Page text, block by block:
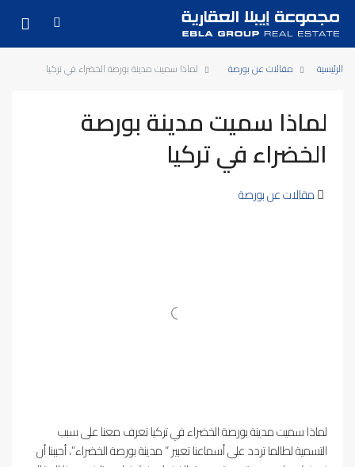
الرئيسية مقالات عن بورصة لماذا سميت مدينة بورصة الخضراء في تركيا
لماذا سميت مدينة بورصة
الخضراء في تركيا
مقالات عن بورصة
لماذا سميت مدينة بورصة الخضراء في تركيا تعرف معنا على سبب
التسمية لطالما تردد على أسماعنا تعبير ” مدينة بورصة الخضراء”، أحببنا أن